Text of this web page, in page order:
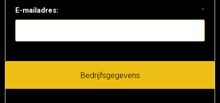
E-mailadres: *
Bedrijfsgegevens